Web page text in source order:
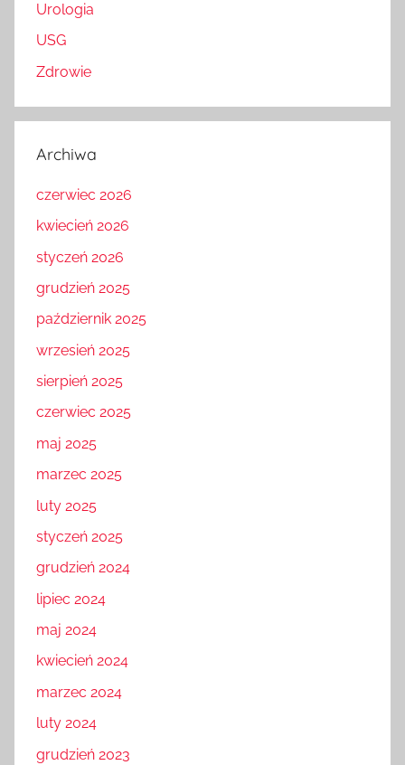
Urologia
USG
Zdrowie
Archiwa
czerwiec 2026
kwiecień 2026
styczeń 2026
grudzień 2025
październik 2025
wrzesień 2025
sierpień 2025
czerwiec 2025
maj 2025
marzec 2025
luty 2025
styczeń 2025
grudzień 2024
lipiec 2024
maj 2024
kwiecień 2024
marzec 2024
luty 2024
grudzień 2023